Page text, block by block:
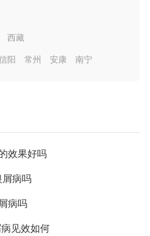
西藏
阳 常州 安康 南宁
效果好吗
屑病吗
病吗
见效如何